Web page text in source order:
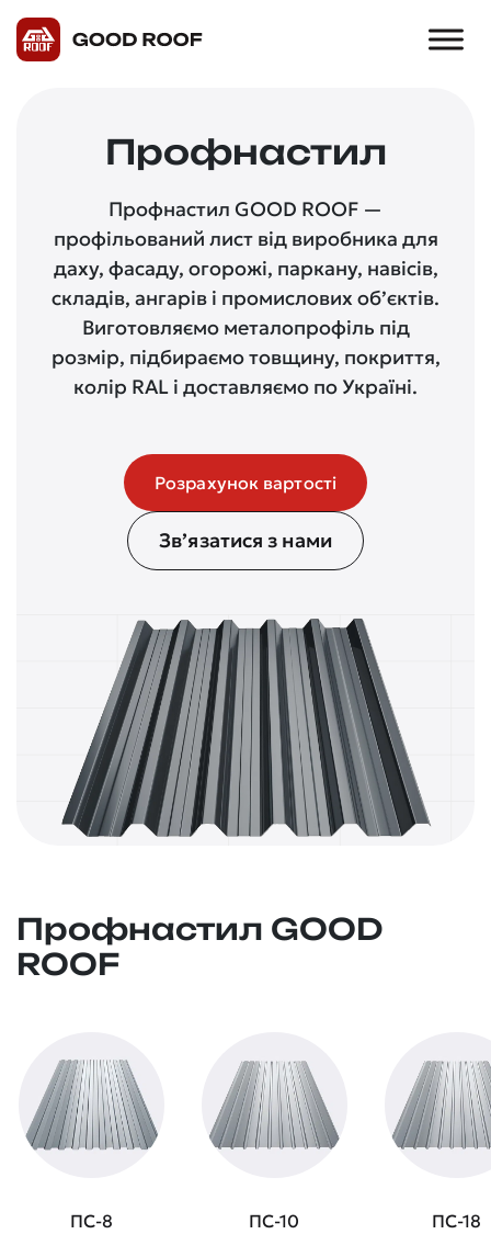
Профнастил
Профнастил GOOD ROOF —
профільований лист від виробника для
даху, фасаду, огорожі, паркану, навісів,
складів, ангарів і промислових об’єктів.
Виготовляємо металопрофіль під
розмір, підбираємо товщину, покриття,
колір RAL і доставляємо по Україні.
Розрахунок вартості
Зв’язатися з нами
Профнастил GOOD
ROOF
ПС-8 ПС-10 ПС-18